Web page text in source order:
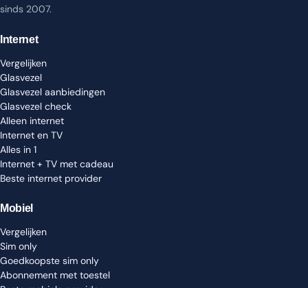
sinds 2007.
Internet
Vergelijken
Glasvezel
Glasvezel aanbiedingen
Glasvezel check
Alleen internet
Internet en TV
Alles in 1
Internet + TV met cadeau
Beste internet provider
Mobiel
Vergelijken
Sim only
Goedkoopste sim only
Abonnement met toestel